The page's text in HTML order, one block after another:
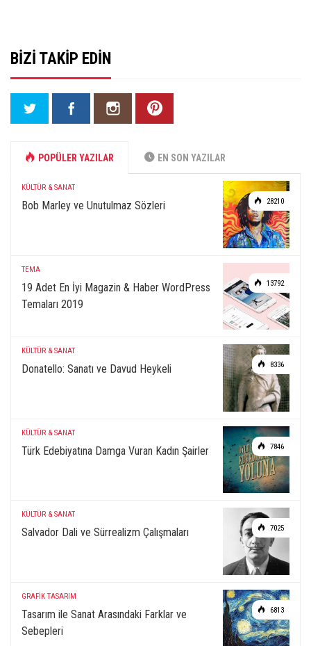
BIZI TAKIP EDIN
POPÜLER YAZILAR EN SON YAZILAR
28210
KÜLTÜR & SANAT
Bob Marley ve Unutulmaz Sözleri
13792
TEMA
19 Adet En İyi Magazin & Haber WordPress
Temaları 2019
8336
KÜLTÜR & SANAT
Donatello: Sanatı ve Davud Heykeli
7846
KÜLTÜR & SANAT
Türk Edebiyatına Damga Vuran Kadın Şairler
7025
KÜLTÜR & SANAT
Salvador Dali ve Sürrealizm Çalışmaları
6813
GRAFİK TASARIM
Tasarım ile Sanat Arasındaki Farklar ve
Sebepleri